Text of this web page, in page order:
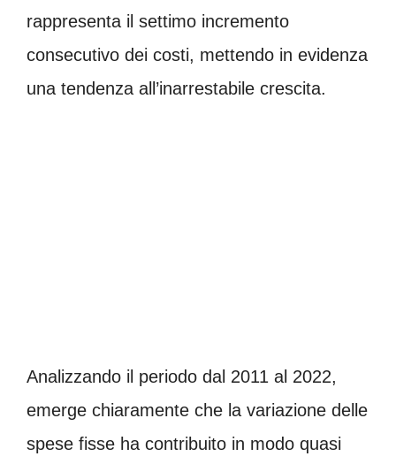
rappresenta il settimo incremento
consecutivo dei costi, mettendo in evidenza
una tendenza all’inarrestabile crescita.
Analizzando il periodo dal 2011 al 2022,
emerge chiaramente che la variazione delle
spese fisse ha contribuito in modo quasi